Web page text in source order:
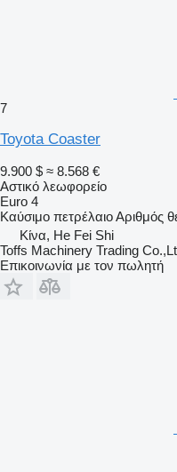
7
Toyota Coaster
9.900 $ ≈ 8.568 €
Αστικό λεωφορείο
Euro 4
Καύσιμο πετρέλαιοΑριθμός
Κίνα, He Fei Shi
Toffs Machinery Trading
Επικοινωνία με τον πωλητή